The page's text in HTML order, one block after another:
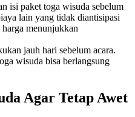
isi paket toga wisuda sebelum
lain yang tidak diantisipasi
harga menunjukkan
jauh hari sebelum acara.
wisuda bisa berlangsung
Agar Tetap Awet